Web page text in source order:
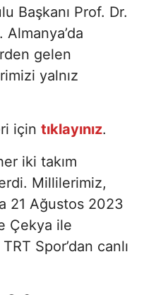
Başkanı Prof. Dr.
Almanya’da
gelen
yalnız
için tıklayınız.
iki takım
Millilerimiz,
21 Ağustos 2023
Çekya ile
Spor’dan canlı